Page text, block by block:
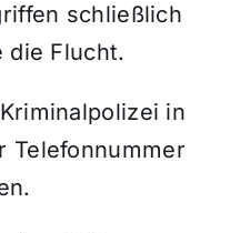
schließlich
die Flucht.
in
Telefonnummer